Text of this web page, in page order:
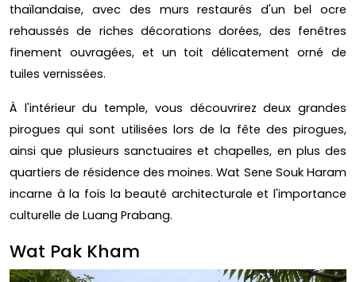
thaïlandaise, avec des murs restaurés d'un bel ocre
rehaussés de riches décorations dorées, des fenêtres
finement ouvragées, et un toit délicatement orné de
tuiles vernissées.
À l'intérieur du temple, vous découvrirez deux grandes
pirogues qui sont utilisées lors de la fête des pirogues,
ainsi que plusieurs sanctuaires et chapelles, en plus des
quartiers de résidence des moines. Wat Sene Souk Haram
incarne à la fois la beauté architecturale et l'importance
culturelle de Luang Prabang.
Wat Pak Kham